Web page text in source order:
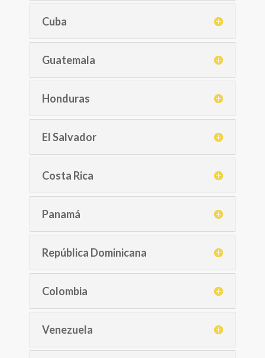
Cuba
Guatemala
Honduras
El Salvador
Costa Rica
Panamá
República Dominicana
Colombia
Venezuela